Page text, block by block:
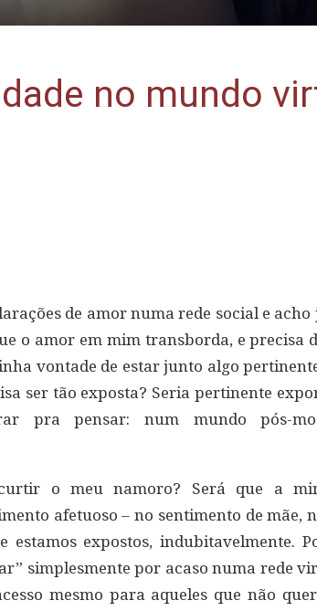
no mundo
de amor numa rede social e
o amor em mim transborda, e precisa
vontade de estar junto algo
ser tão exposta? Seria pertinente
pra pensar: num mundo pós-
o meu namoro? Será que a
afetuoso – no sentimento de mãe,
estamos expostos, indubitavelmente.
simplesmente por acaso numa rede
mesmo para aqueles que não